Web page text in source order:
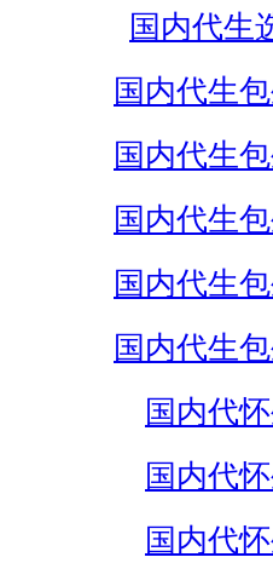
国内代生
国内代生
国内代生
国内代生
国内代生
国内代生
国内代
国内代
国内代